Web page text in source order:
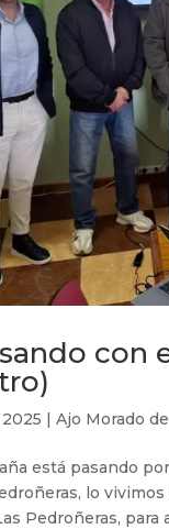
con
2025 |Ajo Morado
está pasando
lo
Pedroñeras, para